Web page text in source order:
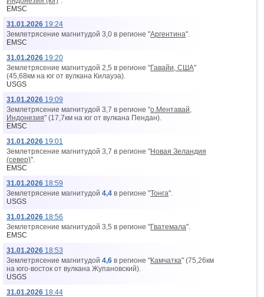
EMSC
31.01.2026 19:24
Землетрясение магнитудой 3,0 в регионе "Аргентина".
EMSC
31.01.2026 19:20
Землетрясение магнитудой 2,5 в регионе "Гавайи, США"
(45,68км на юг от вyлкана Килауэа).
USGS
31.01.2026 19:09
Землетрясение магнитудой 3,7 в регионе "о.Ментавай,
Индонезия" (17,7км на юг от вyлкана Пендан).
EMSC
31.01.2026 19:01
Землетрясение магнитудой 3,7 в регионе "Новая Зеландия
(север)".
EMSC
31.01.2026 18:59
Землетрясение магнитудой 4,4 в регионе "Тонга".
USGS
31.01.2026 18:56
Землетрясение магнитудой 3,5 в регионе "Гватемала".
EMSC
31.01.2026 18:53
Землетрясение магнитудой 4,6 в регионе "Камчатка" (75,26км
на юго-восток от вyлкана Жупановский).
USGS
31.01.2026 18:44